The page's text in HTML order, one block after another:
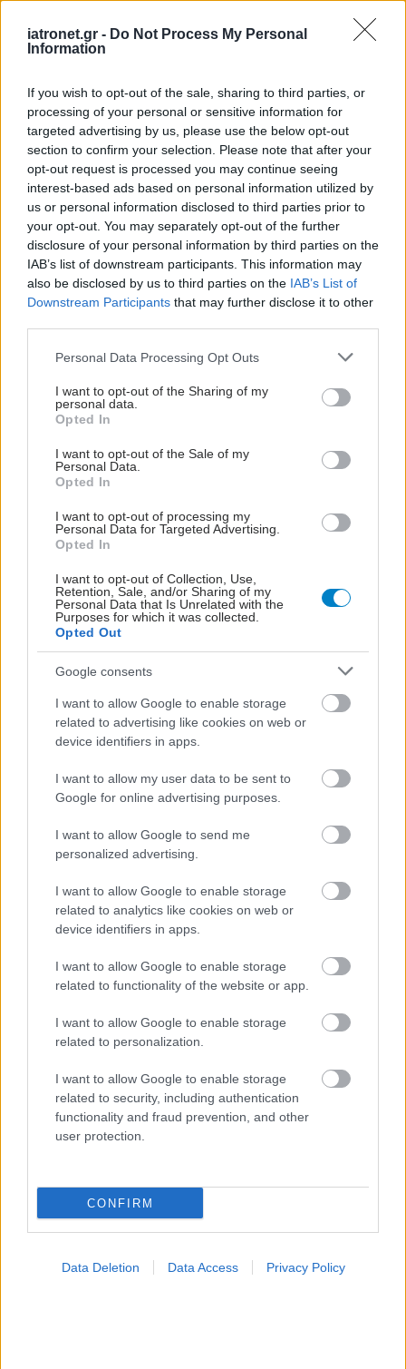
iatronet.gr - Do Not Process My Personal
Information
If you wish to opt-out of the sale, sharing to third parties, or
processing of your personal or sensitive information for
targeted advertising by us, please use the below opt-out
section to confirm your selection. Please note that after your
opt-out request is processed you may continue seeing
interest-based ads based on personal information utilized by
us or personal information disclosed to third parties prior to
your opt-out. You may separately opt-out of the further
disclosure of your personal information by third parties on the
IAB’s list of downstream participants. This information may
also be disclosed by us to third parties on the IAB’s List of
Downstream Participants that may further disclose it to other
Please note that this website/app uses one or more Google
not limited to your visit or usage behaviour. You may click to
grant or deny consent to Google and its third-party tags to
use your data for below specified purposes in below Google
consent section.
Personal Data Processing Opt Outs
I want to opt-out of the Sharing of my
personal data.
Opted In
I want to opt-out of the Sale of my
Personal Data.
Opted In
I want to opt-out of processing my
Personal Data for Targeted Advertising.
Opted In
I want to opt-out of Collection, Use,
Retention, Sale, and/or Sharing of my
Personal Data that Is Unrelated with the
Purposes for which it was collected.
Opted Out
Google consents
I want to allow Google to enable storage
related to advertising like cookies on web or
device identifiers in apps.
I want to allow my user data to be sent to
Google for online advertising purposes.
I want to allow Google to send me
personalized advertising.
I want to allow Google to enable storage
related to analytics like cookies on web or
device identifiers in apps.
I want to allow Google to enable storage
related to functionality of the website or app.
I want to allow Google to enable storage
related to personalization.
I want to allow Google to enable storage
related to security, including authentication
functionality and fraud prevention, and other
user protection.
CONFIRM
Data Deletion Data Access Privacy Policy
Τετάρτη, 14 Αυγούστου 2013, 19:36
Η δυσλεξία 'φαίνεται' σε απεικονιστικές
εξετάσεις εγκεφάλου
Αμερικανική ομάδα ερευνητών ανακάλυψε ίχνη σε
απεικονιστικές εξετάσεις, που ήδη έχουν παρατηρηθεί σε
ενήλικες με την πάθηση.
Eye Tracking: πού εστιάζει το μάτι μας;
Η χρήση της νέας τεχνολογίας, που συνίσταται στην
καταγραφή των κινήσεων του ματιού σε μια οθόνη με τη
χρήση ειδικού ανιχνευτή, μπορεί να συμβάλει στην
αντιμετώπιση σύνθετων επιστημονικών προβλημάτων, όπως
η δυσλεξία!
Παρασκευή, 10 Δεκεμβρίου 2010, 12:28
Δυσλεξία
Το παιδί είναι έξυπνο και γεμάτο ζωντάνια και φαντασία.
επιπόλαιος και αδιαφορεί για τα μαθήματά του.